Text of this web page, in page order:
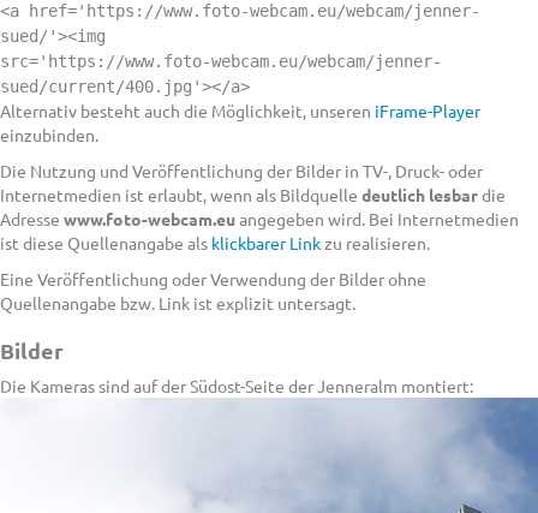
<a href='https://www.foto-webcam.eu/webcam/jenner-
sued/'><img
src='https://www.foto-webcam.eu/webcam/jenner-
sued/current/400.jpg'></a>
Alternativ besteht auch die Möglichkeit, unseren iFrame-Player
einzubinden.
Die Nutzung und Veröffentlichung der Bilder in TV-, Druck- oder
Internetmedien ist erlaubt, wenn als Bildquelle deutlich lesbardie
Adresse www.foto-webcam.euangegeben wird. Bei Internetmedien
ist diese Quellenangabe als klickbarer Linkzu realisieren.
Eine Veröffentlichung oder Verwendung der Bilder ohne
Quellenangabe bzw. Link ist explizit untersagt.
Bilder
Die Kameras sind auf der Südost-Seite der Jenneralm montiert: